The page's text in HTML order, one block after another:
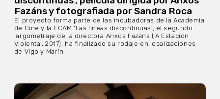
Fazáns y fotografiada por Sandra Roca
El proyecto forma parte de las incubadoras de la Academia
de Cine y la ECAM ‘Las líneas discontinuas’, el segundo
largometraje de la directora Anxos Fazáns (‘A Estación
Violenta’, 2017), ha finalizado su rodaje en localizaciones
de Vigo y Marín...